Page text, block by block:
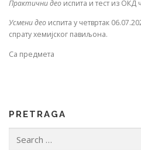
Практични део испита и тест из ОКД
Усмени део испита у четвртак
спрату хемијског павиљона.
Са предмета
PRETRAGA
for: